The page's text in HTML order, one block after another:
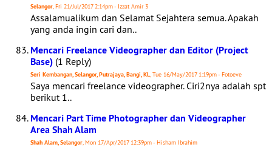
Selangor, Fri 21/Jul/2017 2:14pm - Izzat Amir 3
Assalamualikum dan Selamat Sejahtera semua. Apakah
yang anda ingin cari dan..
Mencari Freelance Videographer dan Editor (Project
Base) (1 Reply)
Seri Kembangan, Selangor, Putrajaya, Bangi, KL, Tue 16/May/2017 1:19pm - Fotoeve
Saya mencari freelance videographer. Ciri2nya adalah spt
berikut 1..
Mencari Part Time Photographer dan Videographer
Area Shah Alam
Shah Alam, Selangor, Mon 17/Apr/2017 12:39pm - Hisham Ibrahim